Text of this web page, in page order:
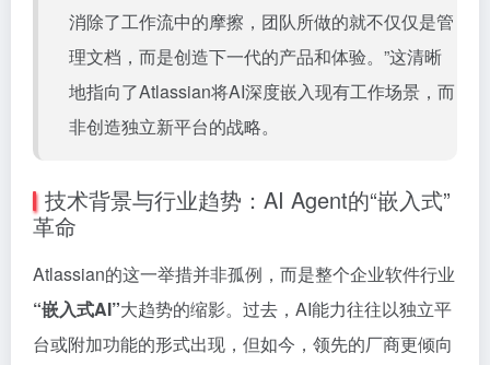
消除了工作流中的摩擦，团队所做的就不仅仅是管
理文档，而是创造下一代的产品和体验。”这清晰
地指向了Atlassian将AI深度嵌入现有工作场景，而
非创造独立新平台的战略。
技术背景与行业趋势：AI Agent的“嵌入式”
革命
Atlassian的这一举措并非孤例，而是整个企业软件行业
“嵌入式AI”大趋势的缩影。过去，AI能力往往以独立平
台或附加功能的形式出现，但如今，领先的厂商更倾向